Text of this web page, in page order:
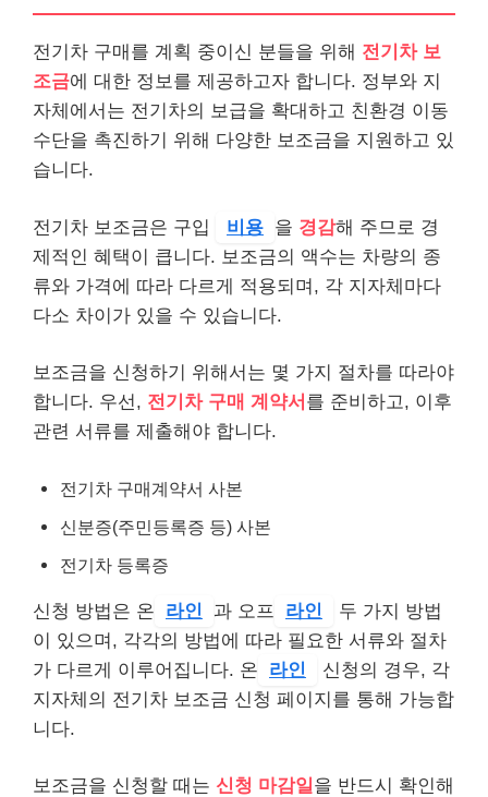
전기차 구매를 계획 중이신 분들을 위해 전기차 보
조금에 대한 정보를 제공하고자 합니다. 정부와 지
자체에서는 전기차의 보급을 확대하고 친환경 이동
수단을 촉진하기 위해 다양한 보조금을 지원하고 있
습니다.
전기차 보조금은 구입 비용 을 경감해 주므로 경
제적인 혜택이 큽니다. 보조금의 액수는 차량의 종
류와 가격에 따라 다르게 적용되며, 각 지자체마다
다소 차이가 있을 수 있습니다.
보조금을 신청하기 위해서는 몇 가지 절차를 따라야
합니다. 우선, 전기차 구매 계약서 를 준비하고, 이후
관련 서류를 제출해야 합니다.
전기차 구매계약서 사본
신분증(주민등록증 등) 사본
전기차 등록증
신청 방법은 온 라인 과 오프 라인
두 가지 방법
이 있으며, 각각의 방법에 따라 필요한 서류와 절차
가 다르게 이루어집니다. 온
라인
신청의 경우, 각
지자체의 전기차 보조금 신청 페이지를 통해 가능합
니다.
보조금을 신청할 때는 신청 마감일을 반드시 확인해